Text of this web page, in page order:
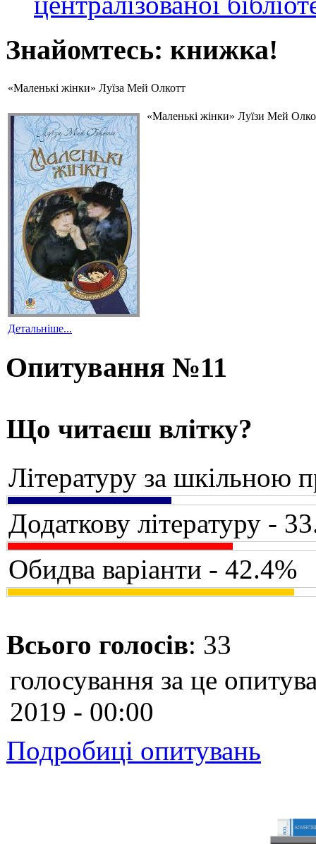
Знайомтесь: книжка!
«Маленькі жінки» Луїза Мей Олкотт
«Маленькі жінки» Луїзи Мей
Детальніше...
Опитування №11
Що читаєш влітку?
Літературу за шкільною
Додаткову літературу -
Обидва варіанти - 42.4%
Всього голосів: 33
голосування за це
2019 - 00:00
Подробиці опитувань